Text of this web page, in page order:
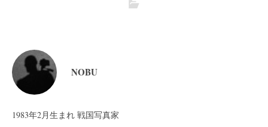
NOBU
1983年2月生まれ 戦国写真家